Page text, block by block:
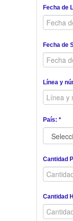
Fecha de
Fecha de
Línea y
País: *
Cantidad
Cantidad